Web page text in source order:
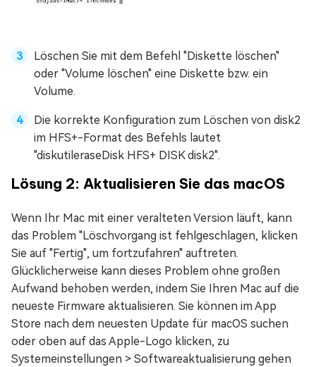
Löschen Sie mit dem Befehl "Diskette löschen"
oder "Volume löschen" eine Diskette bzw. ein
Volume.
Die korrekte Konfiguration zum Löschen von disk2
im HFS+-Format des Befehls lautet
"diskutileraseDisk HFS+ DISK disk2".
Lösung 2: Aktualisieren Sie das macOS
Wenn Ihr Mac mit einer veralteten Version läuft, kann
das Problem "Löschvorgang ist fehlgeschlagen, klicken
Sie auf "Fertig", um fortzufahren" auftreten.
Glücklicherweise kann dieses Problem ohne großen
Aufwand behoben werden, indem Sie Ihren Mac auf die
neueste Firmware aktualisieren. Sie können im App
Store nach dem neuesten Update für macOS suchen
oder oben auf das Apple-Logo klicken, zu
Systemeinstellungen > Softwareaktualisierung gehen